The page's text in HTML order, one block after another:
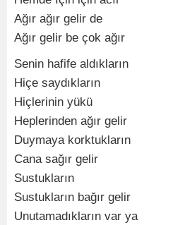
Ağır ağır gelir de
Ağır gelir be çok ağır
Senin hafife aldıkların
Hiçe saydıkların
Hiçlerinin yükü
Heplerinden ağır gelir
Duymaya korktukların
Cana sağır gelir
Sustukların
Sustukların bağır gelir
Unutamadıkların var ya